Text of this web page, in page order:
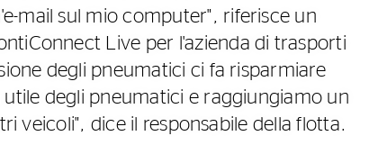
mail sul mio computer", riferisce un
Live per l'azienda di trasporti
degli pneumatici ci fa risparmiare
degli pneumatici e raggiungiamo un
veicoli", dice il responsabile della flotta.